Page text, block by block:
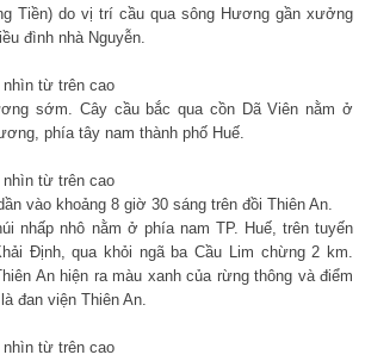
Tiền) do vị trí cầu qua sông Hương gần xưởng
đình nhà Nguyễn.
sớm. Cây cầu bắc qua cồn Dã Viên nằm ở
phía tây nam thành phố Huế.
vào khoảng 8 giờ 30 sáng trên đồi Thiên An.
nhấp nhô nằm ở phía nam TP. Huế, trên tuyến
Ðịnh, qua khỏi ngã ba Cầu Lim chừng 2 km.
An hiện ra màu xanh của rừng thông và điểm
đan viện Thiên An.